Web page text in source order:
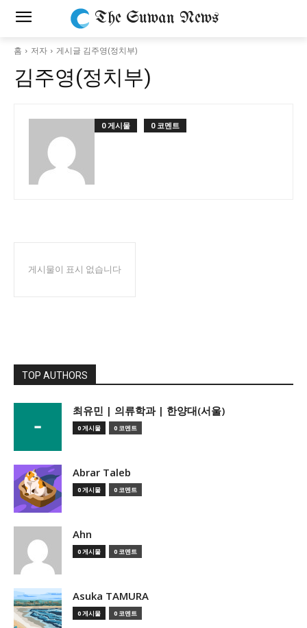
The Suwan News
홈 저자 게시글 김주영(정치부)
김주영(정치부)
0 게시물 0 코멘트
게시물이 표시 없습니다
TOP AUTHORS
­최유민 | 의류학과 | 한양대(서울)
0 게시물 0 코멘트
Abrar Taleb
0 게시물 0 코멘트
Ahn
0 게시물 0 코멘트
Asuka TAMURA
0 게시물 0 코멘트